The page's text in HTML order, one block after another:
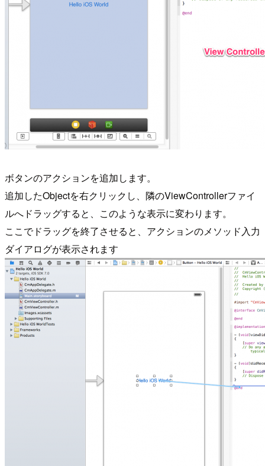
ボタンのアクションを追加します。
追加したObjectを右クリックし、隣のViewControllerファイ
ルへドラッグすると、このような表示に変わります。
ここでドラッグを終了させると、アクションのメソッド入力
ダイアログが表示されます